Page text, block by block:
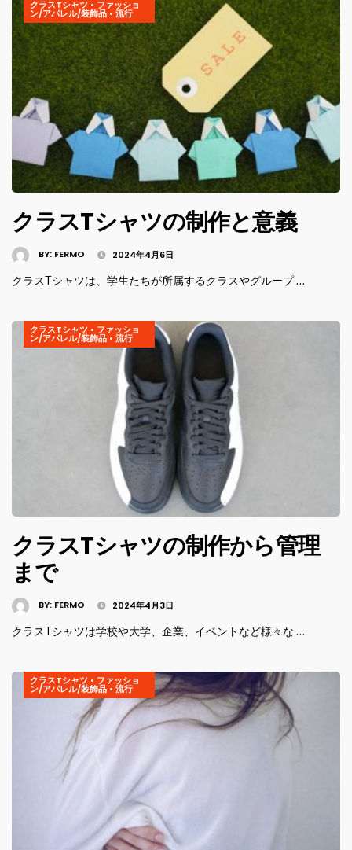
クラスTシャツ • ファッショ
ン/アパレル/装飾品 • 流行
クラスTシャツの制作と意義
BY: FERMO 2024年4月6日
クラスTシャツは、学生たちが所属するクラスやグループ …
クラスTシャツ • ファッショ
ン/アパレル/装飾品• 流行
クラスTシャツの制作から管理
まで
BY: FERMO 2024年4月3日
クラスTシャツは学校や大学、企業、イベントなど様々な …
クラスTシャツ • ファッショ
ン/アパレル/装飾品 • 流行